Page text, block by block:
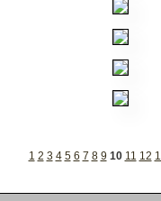
1 2 3 4 5 6 7 8 9 10 11 12